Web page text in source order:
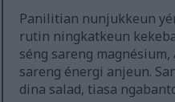
Panilitian nunjukkeun
rutin ningkatkeun
séng sareng
sareng énergi anjeun.
dina salad, tiasa